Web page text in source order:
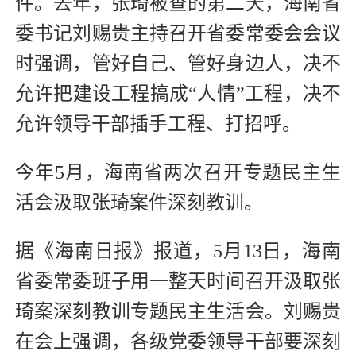
委书记刘赐贵主持召开省委常委会会议
时强调，管好自己、管好身边人，决不
允许把建设工程搞成“人情”工程，决不
允许领导干部插手工程、打招呼。
今年5月，海南省两次召开专题民主生
活会汲取张琦案件深刻教训。
据《海南日报》报道，5月13日，海南
省委常委班子用一整天时间召开汲取张
琦案深刻教训专题民主生活会。刘赐贵
在会上强调，各级党委领导干部要深刻